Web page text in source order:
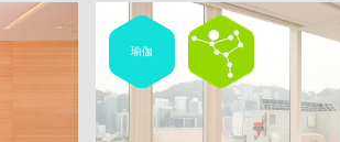
瑜伽